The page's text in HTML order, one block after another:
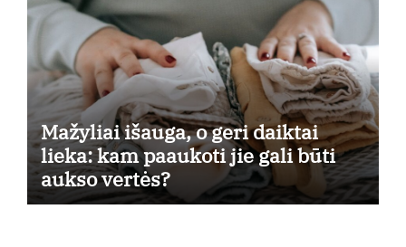
Mažyliai išauga, o geri daiktai
lieka: kam paaukoti jie gali būti
aukso vertės?